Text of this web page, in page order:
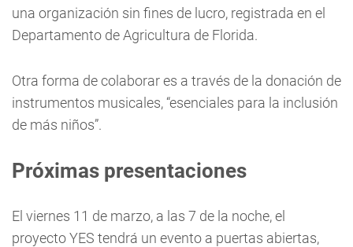
una organización sin fines de lucro, registrada en el
Departamento de Agricultura de Florida.
Otra forma de colaborar es a través de la donación de
instrumentos musicales, “esenciales para la inclusión
de más niños”.
Próximas presentaciones
El viernes 11 de marzo, a las 7 de la noche, el
proyecto YES tendrá un evento a puertas abiertas,